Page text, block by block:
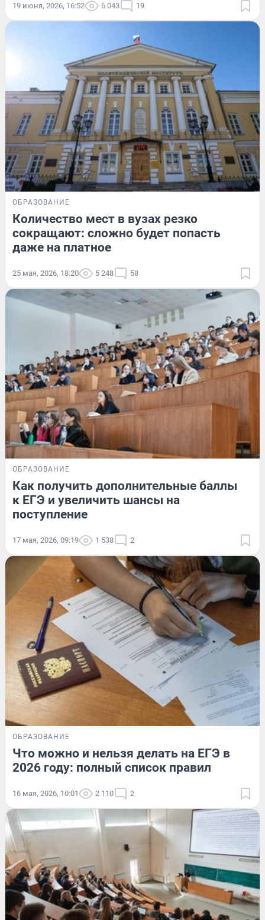
19 июня, 2026, 16:52 6 043 19
ОБРАЗОВАНИЕ
Количество мест в вузах резко
сокращают: сложно будет попасть
даже на платное
25 мая, 2026, 18:20 5 248 58
ОБРАЗОВАНИЕ
Как получить дополнительные баллы
к ЕГЭ и увеличить шансы на
поступление
17 мая, 2026, 09:19 1 538 2
ОБРАЗОВАНИЕ
Что можно и нельзя делать на ЕГЭ в
2026 году: полный список правил
16 мая, 2026, 10:01 2 110 2